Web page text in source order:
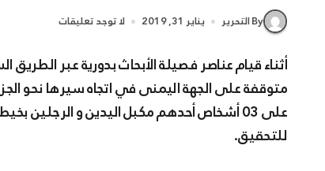
By التحرير يناير 31, 2019 لا توجد تعليقات
أثناء قيام عناصر فصيلة الأبحاث بدورية عبر الطريق السيار شرق غرب، لفت انتباههم وجود سيارة نوع فولسفاغن كادي
متوقفة على الجهة اليمنى في اتجاه سيرها نحو
على 03 أشخاص أحدهم مكبل اليدين و الرجلين
للتحقيق.